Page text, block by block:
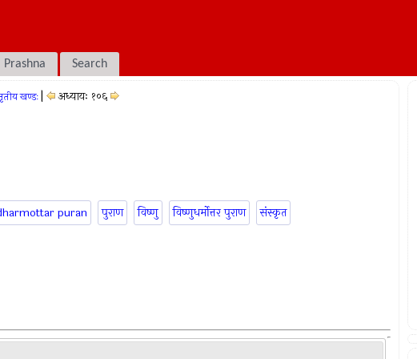
Prashna Search
खण्डः अध्यायः १०६
puran पुराण विष्णु विष्णुधर्मोत्तर पुराण संस्कृत